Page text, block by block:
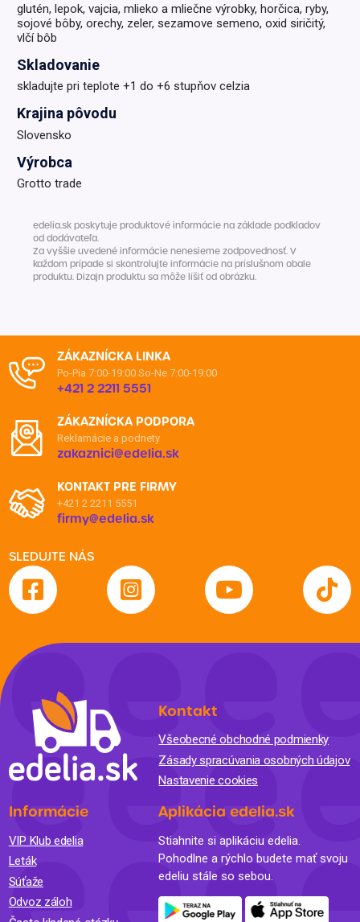
glutén, lepok, vajcia, mlieko a mliečne výrobky, horčica, ryby,
sojové bôby, orechy, zeler, sezamove semeno, oxid siričitý,
vlčí bôb
Skladovanie
skladujte pri teplote +1 do +6 stupňov celzia
Krajina pôvodu
Slovensko
Výrobca
Grotto trade
edelia.sk poskytuje produktové informácie na základe podkladov
od dodávateľa.
Za vyššie uvedené informácie nenesieme zodpovednosť. V
každom prípade si skontrolujte informácie na príslušnom obale
produktu. Dizajn produktu sa môže líšiť od obrázku.
ZÁKAZNÍCKA LINKA
Po-Pia 7:00-19:00 So-Ne 7:00-19:00
+421 2 2211 5551
ZÁKAZNÍCKA PODPORA
Reklamácie a podnety
zakaznici@edelia.sk
KONTAKT PRE FIRMY
+421 2 2211 5551
firmy@edelia.sk
SLEDUJTE NÁS
Kontakt
Všeobecné obchodné podmienky
Zásady spracúvania osobných údajov
Nastavenie cookies
Informácie
VIP Klub edelia
Leták
Súťaže
Odvoz záloh
Aplikácia edelia.sk
Stiahnite si aplikáciu edelia.
Pohodlne a rýchlo budete mať svoju
edeliu stále so sebou.